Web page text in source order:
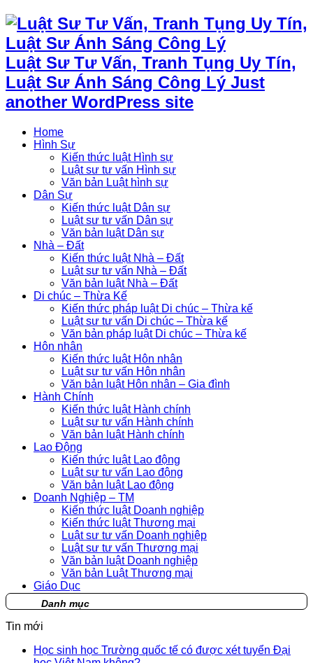
Luật Sư Tư Vấn, Tranh Tụng Uy Tín,
Luật Sư Ánh Sáng Công Lý Just
another WordPress site
Home
Hình Sự
Kiến thức luật Hình sự
Luật sư tư vấn Hình sự
Văn bản Luật hình sự
Dân Sự
Kiến thức luật Dân sự
Luật sư tư vấn Dân sự
Văn bản luật Dân sự
Nhà – Đất
Kiến thức luật Nhà – Đất
Luật sư tư vấn Nhà – Đất
Văn bản luật Nhà – Đất
Di chúc – Thừa Kế
Kiến thức pháp luật Di chúc – Thừa kế
Luật sư tư vấn Di chúc – Thừa kế
Văn bản pháp luật Di chúc – Thừa kế
Hôn nhân
Kiến thức luật Hôn nhân
Luật sư tư vấn Hôn nhân
Văn bản luật Hôn nhân – Gia đình
Hành Chính
Kiến thức luật Hành chính
Luật sư tư vấn Hành chính
Văn bản luật Hành chính
Lao Động
Kiến thức luật Lao động
Luật sư tư vấn Lao động
Văn bản luật Lao động
Doanh Nghiệp – TM
Kiến thức luật Doanh nghiệp
Kiến thức luật Thương mại
Luật sư tư vấn Doanh nghiệp
Luật sư tư vấn Thương mại
Văn bản luật Doanh nghiệp
Văn bản Luật Thương mại
Giáo Dục
Danh mục
Tin mới
Học sinh học Trường quốc tế có được xét tuyển Đại